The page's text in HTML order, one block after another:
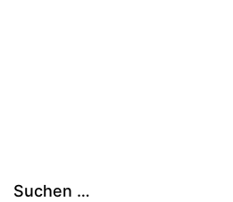
Suchen …